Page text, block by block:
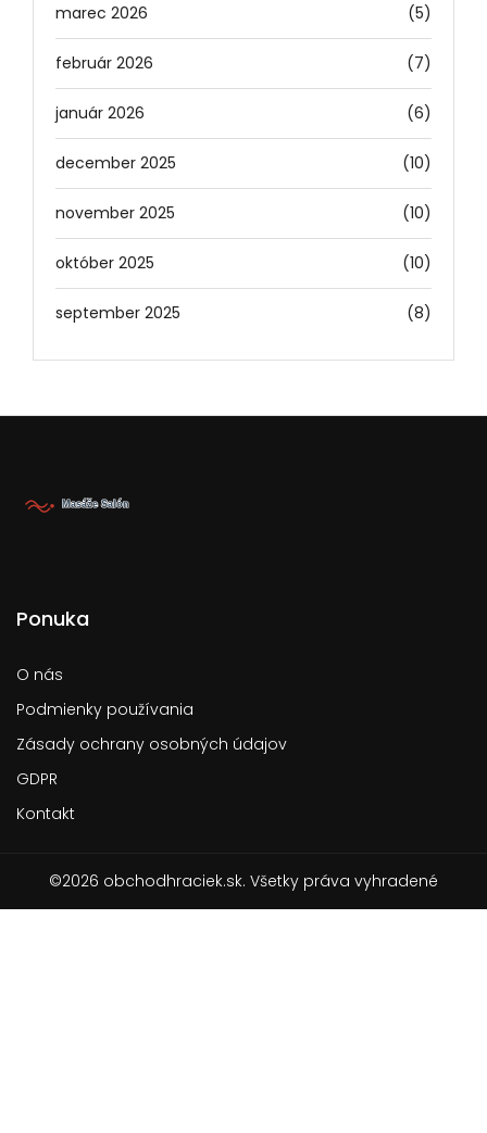
marec 2026 (5)
február 2026 (7)
január 2026 (6)
december 2025 (10)
november 2025 (10)
október 2025 (10)
september 2025 (8)
Ponuka
O nás
Podmienky používania
Zásady ochrany osobných údajov
GDPR
Kontakt
©2026 obchodhraciek.sk. Všetky práva vyhradené